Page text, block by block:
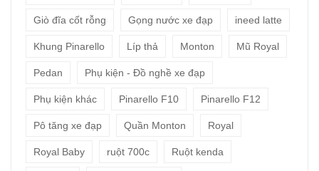
Giò đĩa cốt rỗng Gọng nước xe đạp ineed latte
Khung Pinarello Líp thả Monton Mũ Royal
Pedan Phụ kiện - Đồ nghề xe đạp
Phụ kiện khác Pinarello F10 Pinarello F12
Pô tăng xe đạp Quần Monton Royal
Royal Baby ruột 700c Ruột kenda